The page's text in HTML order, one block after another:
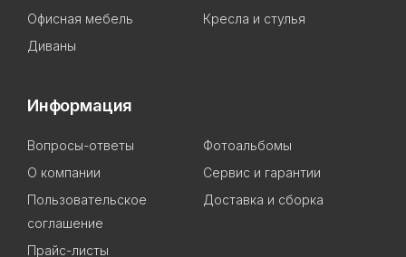
Офисная мебель
Кресла и стулья
Диваны
Информация
Вопросы-ответы
Фотоальбомы
О компании
Сервис и гарантии
Пользовательское
соглашение
Доставка и сборка
Прайс-листы